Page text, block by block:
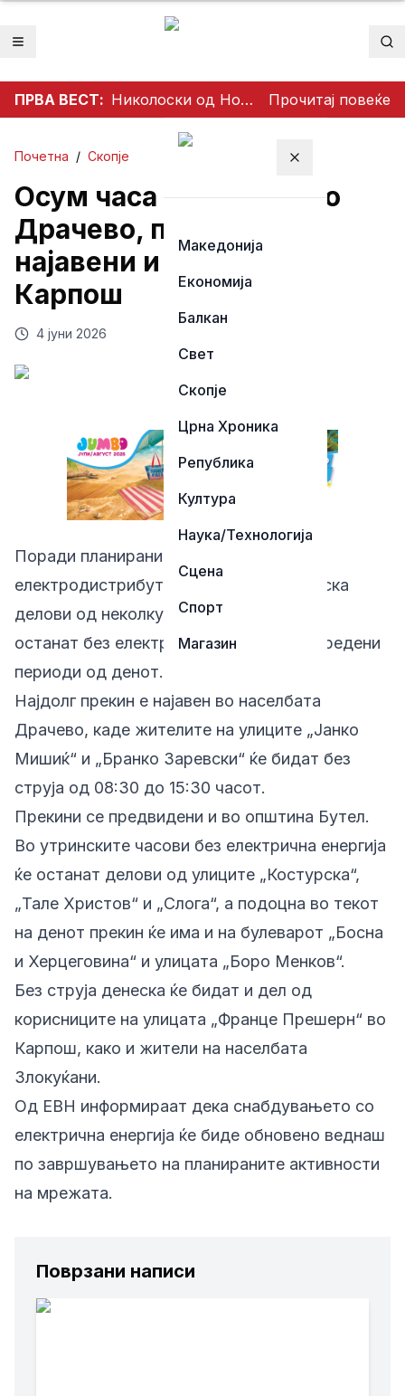
Отвори мени
ПРВА ВЕСТ: Николоски од Ново Село: Продолжуваме со проекти што носат развој и подобар живот за граѓаните Прочитај повеќе
Затвори мени
Македонија
Економија
Балкан
Свет
Скопје
Црна Хроника
Република
Култура
Наука/Технологија
Сцена
Спорт
Магазин
Почетна / Скопје
Осум часа без струја во
Драчево, прекини
најавени и во Бутел и
Карпош
4 јуни 2026
Поради планирани зафати на
електродистрибутивната мрежа, денеска
делови од неколку скопски општини ќе
останат без електрична енергија во одредени
периоди од денот.
Најдолг прекин е најавен во населбата
Драчево, каде жителите на улиците „Јанко
Мишиќ“ и „Бранко Заревски“ ќе бидат без
струја од 08:30 до 15:30 часот.
Прекини се предвидени и во општина Бутел.
Во утринските часови без електрична енергија
ќе останат делови од улиците „Костурска“,
„Тале Христов“ и „Слога“, а подоцна во текот
на денот прекин ќе има и на булеварот „Босна
и Херцеговина“ и улицата „Боро Менков“.
Без струја денеска ќе бидат и дел од
корисниците на улицата „Франце Прешерн“ во
Карпош, како и жители на населбата
Злокуќани.
Од ЕВН информираат дека снабдувањето со
електрична енергија ќе биде обновено веднаш
по завршувањето на планираните активности
на мрежата.
Поврзани написи